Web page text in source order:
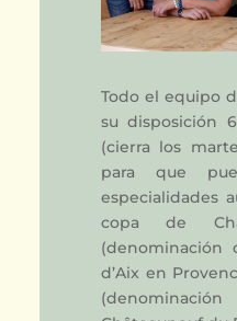
Todo el equipo
su disposición
(cierra los
para que
especialidades
copa de
(denominación
d’Aix en